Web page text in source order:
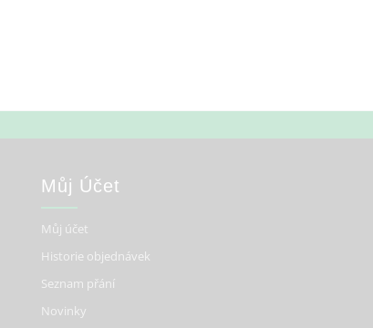
Můj Účet
Můj účet
Historie objednávek
Seznam přání
Novinky